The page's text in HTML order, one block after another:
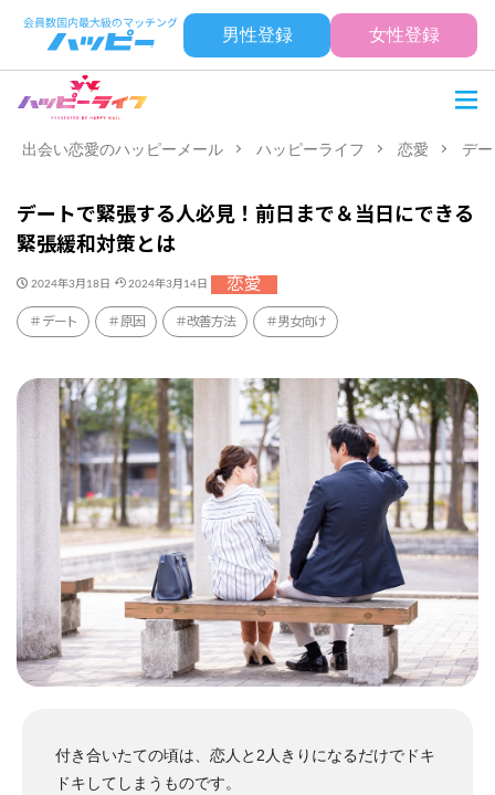
男性登録 女性登録
出会い恋愛のハッピーメール ハッピーライフ 恋愛 デ
デートで緊張する人必見！前日まで＆当日にできる
緊張緩和対策とは
2024年3月18日 2024年3月14日 恋愛
デート 原因 改善方法 男女向け
付き合いたての頃は、恋人と2人きりになるだけでドキ
ドキしてしまうものです。